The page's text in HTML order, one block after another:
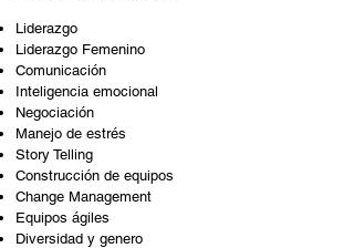
Liderazgo
Liderazgo Femenino
Comunicación
Inteligencia emocional
Negociación
Manejo de estrés
Story Telling
Construcción de equipos
Change Management
Equipos ágiles
Diversidad y genero